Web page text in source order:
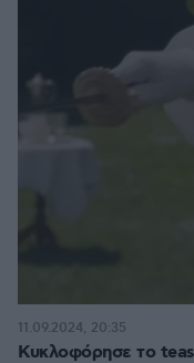
Κυκλοφόρησε το
11.09.2024, 20:35